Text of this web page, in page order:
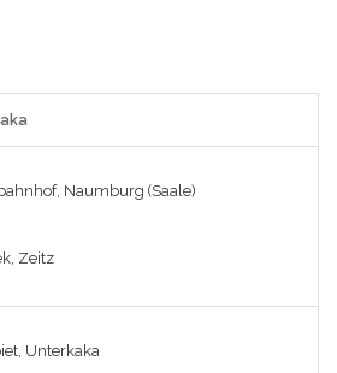
Naumburg (Saale)
Zeitz
Unterkaka